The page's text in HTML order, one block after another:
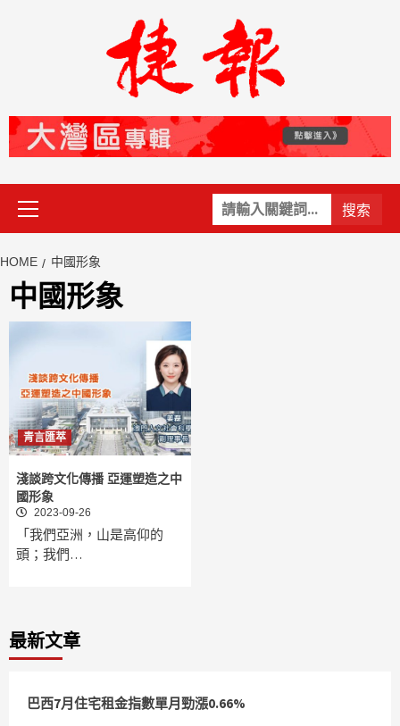
關
鍵
Primary
Menu
HOME 中國形象
中國形象
青言匯萃
淺談跨文化傳播 亞運塑造之中
國形象
2023-09-26
「我們亞洲，山是高仰的
頭；我們…
最新文章
巴西7月住宅租金指數單月勁漲0.66%